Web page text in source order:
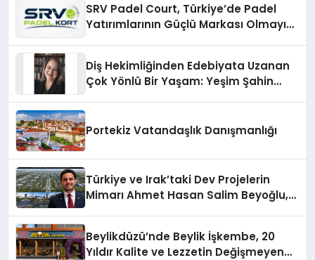
SRV Padel Court, Türkiye’de Padel
Yatırımlarının Güçlü Markası Olmayı
Diş Hekimliğinden Edebiyata Uzanan
Çok Yönlü Bir Yaşam: Yeşim Şahin
Portekiz Vatandaşlık Danışmanlığı
Türkiye ve Irak’taki Dev Projelerin
Mimarı Ahmet Hasan Salim Beyoğlu,
Hayata Geçirecek
Beylikdüzü’nde Beylik İşkembe, 20
Yıldır Kalite ve Lezzetin Değişmeyen